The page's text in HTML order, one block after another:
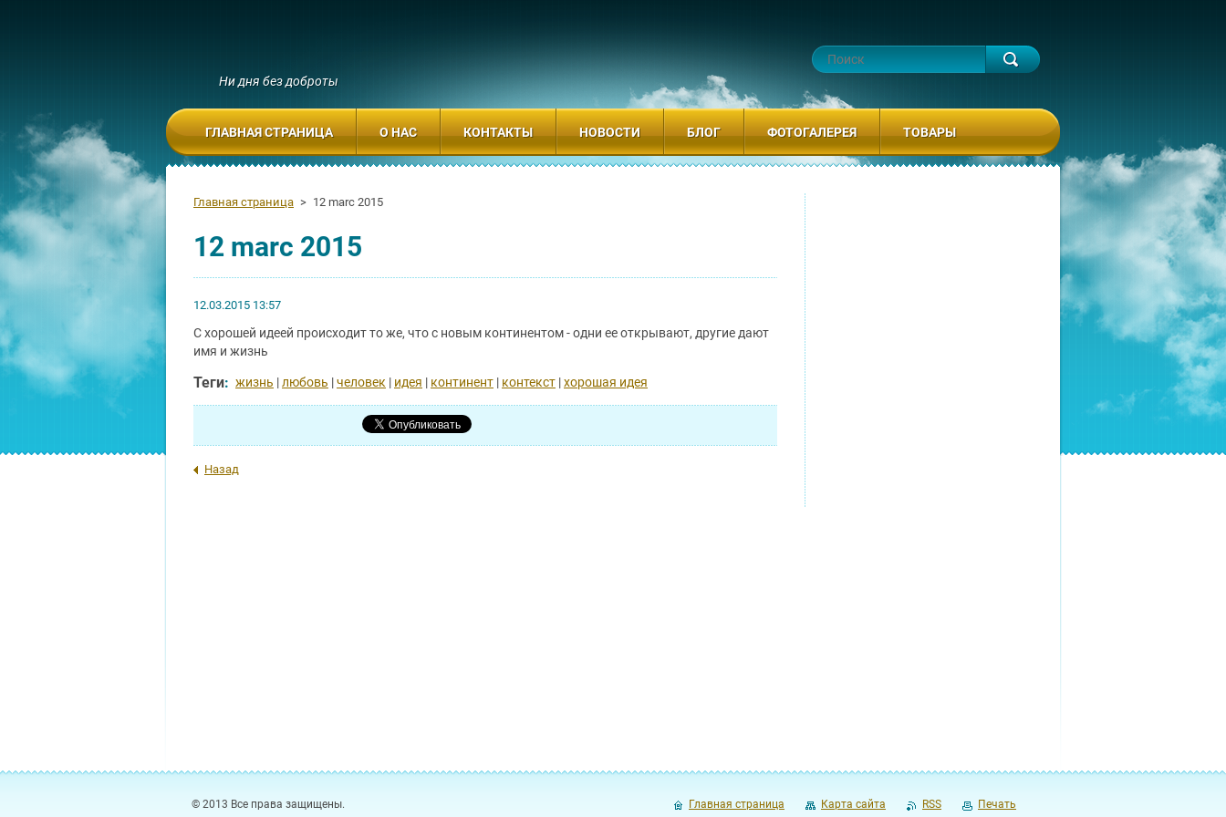
Ни дня без доброты
Главная страница > 12 marc 2015
12 marc 2015
12.03.2015 13:57
С хорошей идеей происходит то же, что с новым континентом - одни ее открывают, другие дают
имя и жизнь
Теги: жизнь |любовь |человек | идея | континент | контекст |хорошая идея
Назад
ГЛАВНАЯ СТРАНИЦА О НАС КОНТАКТЫ НОВОСТИ БЛОГ ФОТОГАЛЕРЕЯ ТОВАРЫ
© 2013 Все права защищены. Главная страница Карта сайта RSS Печать